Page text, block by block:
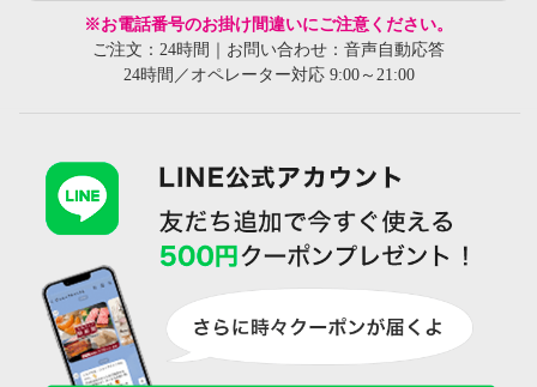
※お電話番号のお掛け間違いにご注意ください。
ご注文：24時間｜お問い合わせ：音声自動応答
24時間／オペレーター対応 9:00～21:00